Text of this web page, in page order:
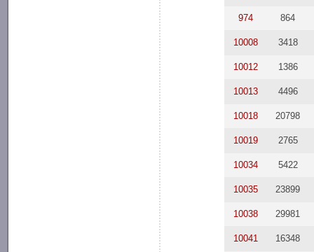
974 864
10008 3418
10012 1386
10013 4496
10018 20798
10019 2765
10034 5422
10035 23899
10038 29981
10041 16348